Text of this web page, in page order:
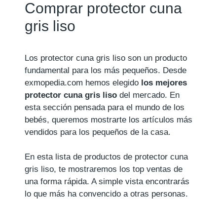
Comprar protector cuna
gris liso
Los protector cuna gris liso son un producto
fundamental para los más pequeños. Desde
exmopedia.com hemos elegido los mejores
protector cuna gris liso del mercado. En
esta sección pensada para el mundo de los
bebés, queremos mostrarte los artículos más
vendidos para los pequeños de la casa.
En esta lista de productos de protector cuna
gris liso, te mostraremos los top ventas de
una forma rápida. A simple vista encontrarás
lo que más ha convencido a otras personas.